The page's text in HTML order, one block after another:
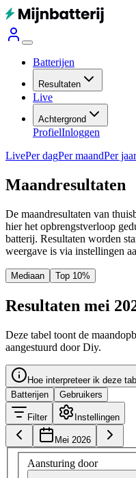
Batterijen
Resultaten
Live
Achtergrond
ProfielInloggen
LivePer dagPer maandPer jaar
Maandresultaten
De maandresultaten van
hier het opbrengstverloop
batterij. Resultaten worden
weergave is via instellingen
Mediaan Top 10%
Resultaten mei
Deze tabel toont de
aangestuurd door Diy.
Hoe interpreteer ik deze
Batterijen
Gebruikers
Filter Instellingen
Mei 2026
Aansturing door